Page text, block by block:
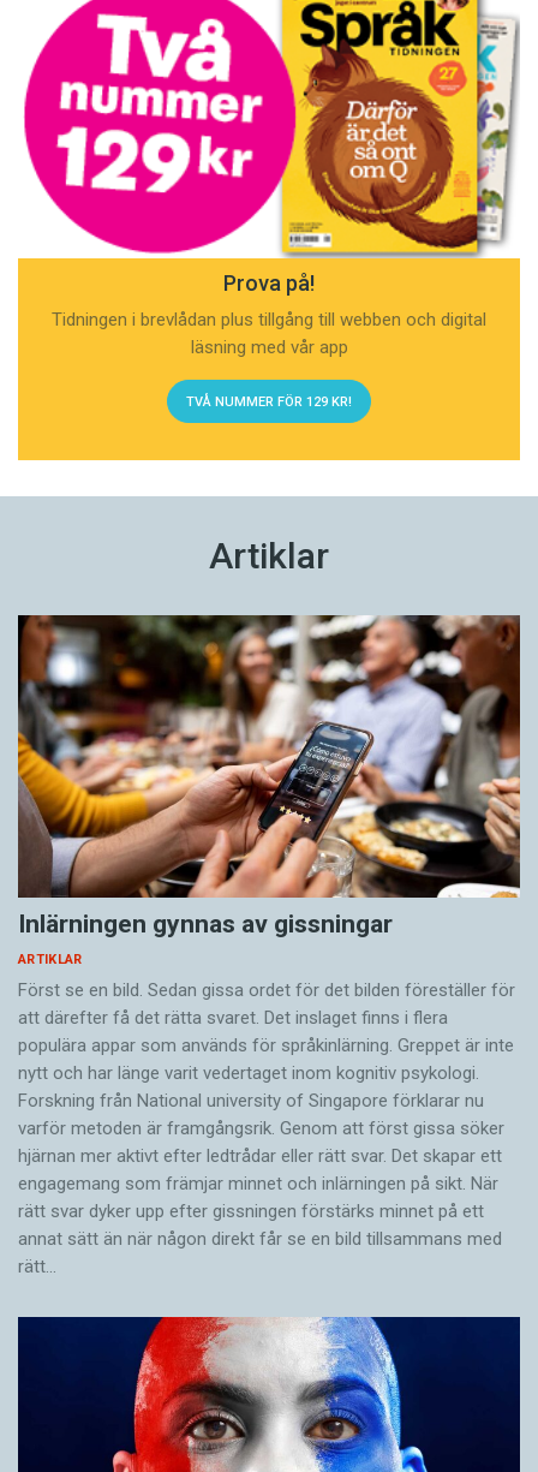
Prova på!
Tidningen i brevlådan plus tillgång till webben och digital
läsning med vår app
TVÅ NUMMER FÖR 129 KR!
Artiklar
Inlärningen gynnas av gissningar
ARTIKLAR
Först se en bild. Sedan gissa ordet för det bilden föreställer för
att därefter få det rätta svaret. Det inslaget finns i flera
populära appar som används för språkinlärning. Greppet är inte
nytt och har länge varit vedertaget inom kognitiv psykologi.
Forskning från National university of Singa­pore förklarar nu
varför metoden är framgångsrik. Genom att först gissa ­söker
hjärnan mer aktivt ­efter ledtrådar eller rätt svar. Det skapar ett
engagemang som främjar minnet och inlärningen på sikt. När
rätt svar dyker upp efter gissningen förstärks minnet på ett
annat sätt än när någon direkt får se en bild tillsammans med
rätt…